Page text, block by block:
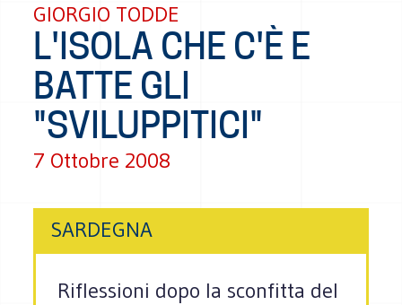
GIORGIO TODDE
L'ISOLA CHE C'È E
BATTE GLI
"SVILUPPITICI"
7 Ottobre 2008
SARDEGNA
Riflessioni dopo la sconfitta del